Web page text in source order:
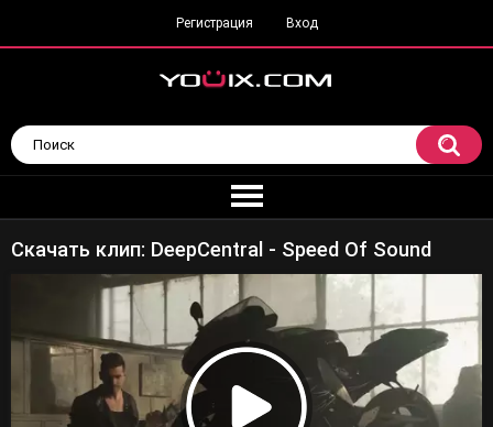
Регистрация Вход
Скачать клип: DeepCentral - Speed Of Sound